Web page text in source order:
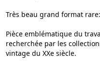
Très beau grand format
Pièce emblématique du
recherchée par les
vintage du XXe siècle.